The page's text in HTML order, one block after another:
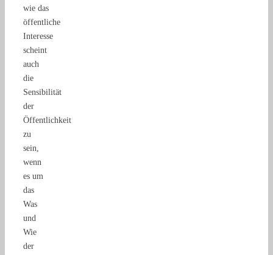
wie das
öffentliche
Interesse
scheint
auch
die
Sensibilität
der
Öffentlichkeit
zu
sein,
wenn
es um
das
Was
und
Wie
der